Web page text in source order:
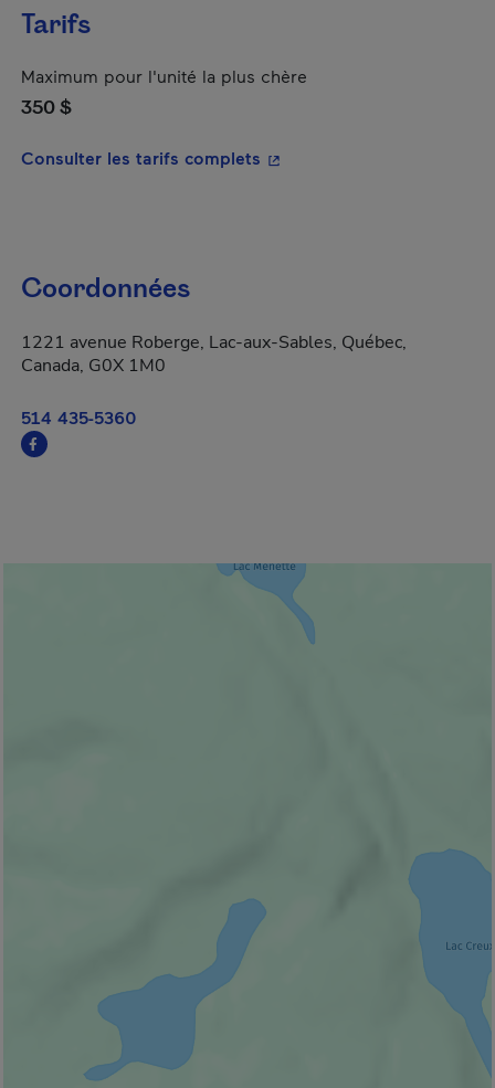
Tarifs
Maximum pour l'unité la plus chère
350 $
Consulter les tarifs complets - Cet hyperlien s'ouvrira
Coordonnées
1221 avenue Roberge, Lac-aux-Sables, Québec,
Canada, G0X 1M0
514 435-5360